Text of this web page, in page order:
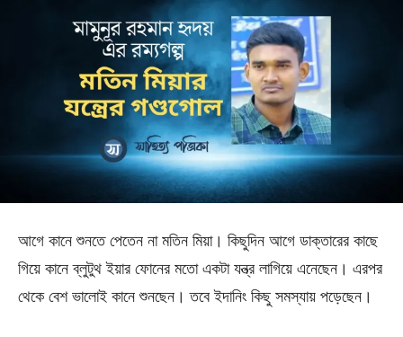
আগে কানে শুনতে পেতেন না মতিন মিয়া। কিছুদিন আগে ডাক্তারের কাছে
গিয়ে কানে ব্লুটুথ ইয়ার ফোনের মতো একটা যন্ত্র লাগিয়ে এনেছেন। এরপর
থেকে বেশ ভালোই কানে শুনছেন। তবে ইদানিং কিছু সমস্যায় পড়েছেন।